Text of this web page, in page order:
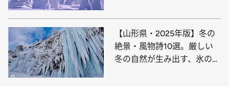
【山形県・2025年版】冬の
絶景・風物詩10選。厳しい
冬の自然が生み出す、氷の芸